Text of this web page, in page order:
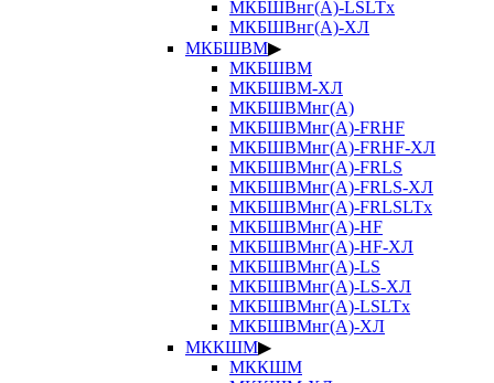
МКБШВнг(А)-LSLTx
МКБШВнг(А)-ХЛ
МКБШВМ▶
МКБШВМ
МКБШВМ-ХЛ
МКБШВМнг(А)
МКБШВМнг(А)-FRHF
МКБШВМнг(А)-FRHF-ХЛ
МКБШВМнг(А)-FRLS
МКБШВМнг(А)-FRLS-ХЛ
МКБШВМнг(А)-FRLSLTx
МКБШВМнг(А)-HF
МКБШВМнг(А)-HF-ХЛ
МКБШВМнг(А)-LS
МКБШВМнг(А)-LS-ХЛ
МКБШВМнг(А)-LSLTx
МКБШВМнг(А)-ХЛ
МККШМ▶
МККШМ